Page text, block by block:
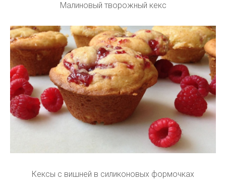
Малиновый творожный кекс
Кексы с вишней в силиконовых формочках